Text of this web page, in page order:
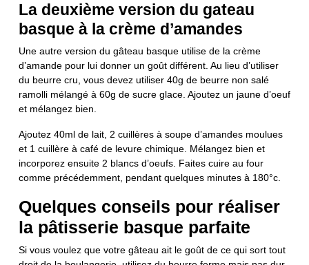
La deuxième version du gateau
basque à la crème d’amandes
Une autre version du gâteau basque utilise de la crème
d’amande pour lui donner un goût différent. Au lieu d’utiliser
du beurre cru, vous devez utiliser 40g de beurre non salé
ramolli mélangé à 60g de sucre glace. Ajoutez un jaune d’oeuf
et mélangez bien.
Ajoutez 40ml de lait, 2 cuillères à soupe d’amandes moulues
et 1 cuillère à café de levure chimique. Mélangez bien et
incorporez ensuite 2 blancs d’oeufs. Faites cuire au four
comme précédemment, pendant quelques minutes à 180°c.
Quelques conseils pour réaliser
la pâtisserie basque parfaite
Si vous voulez que votre gâteau ait le goût de ce qui sort tout